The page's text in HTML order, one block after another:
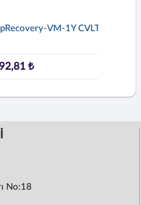
VM-1Y CVLT-
₺
No:18